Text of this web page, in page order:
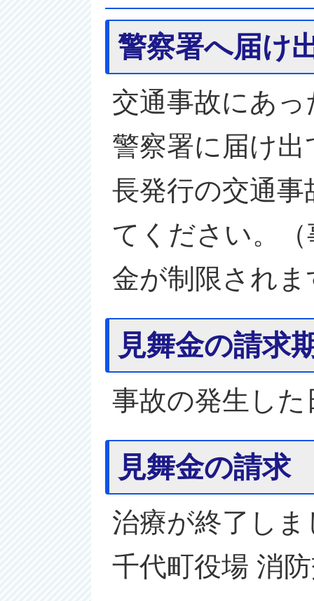
警察署へ届け
交通事故にあ
警察署に届け
長発行の交通
てください。
金が制限されま
見舞金の請求
事故の発生し
見舞金の請求
治療が終了し
千代町役場 消